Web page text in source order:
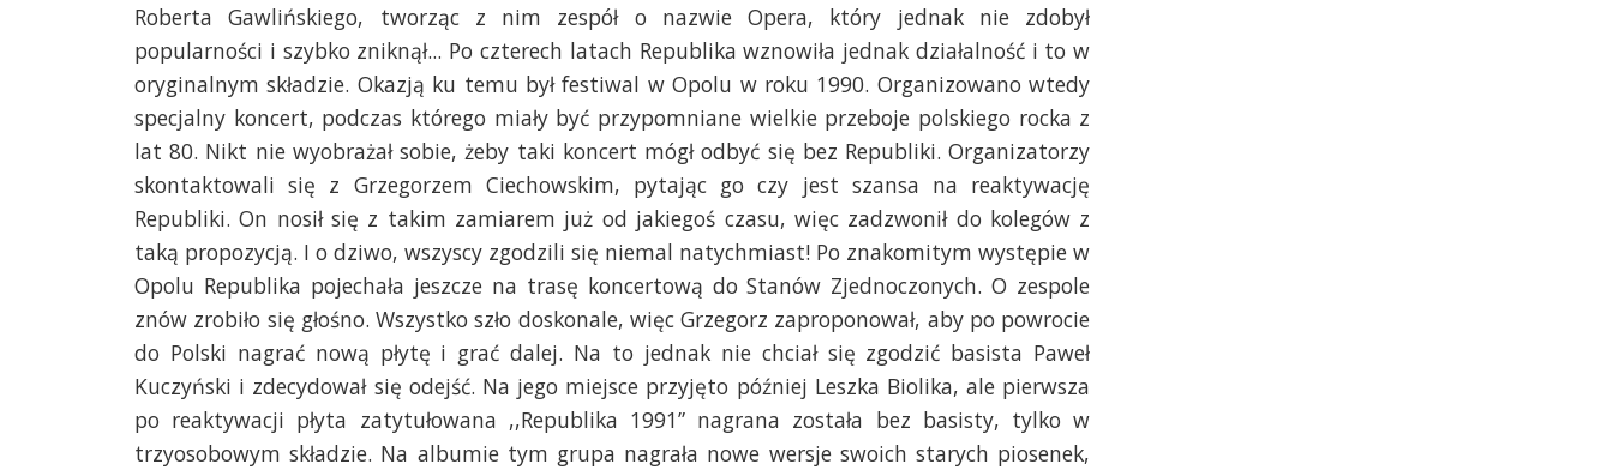
Roberta Gawlińskiego, tworząc z nim zespół o nazwie Opera, który jednak nie zdobył
popularności i szybko zniknął... Po czterech latach Republika wznowiła jednak działalność i to w
oryginalnym składzie. Okazją ku temu był festiwal w Opolu w roku 1990. Organizowano wtedy
specjalny koncert, podczas którego miały być przypomniane wielkie przeboje polskiego rocka z
lat 80. Nikt nie wyobrażał sobie, żeby taki koncert mógł odbyć się bez Republiki. Organizatorzy
skontaktowali się z Grzegorzem Ciechowskim, pytając go czy jest szansa na reaktywację
Republiki. On nosił się z takim zamiarem już od jakiegoś czasu, więc zadzwonił do kolegów z
taką propozycją. I o dziwo, wszyscy zgodzili się niemal natychmiast! Po znakomitym występie w
Opolu Republika pojechała jeszcze na trasę koncertową do Stanów Zjednoczonych. O zespole
znów zrobiło się głośno. Wszystko szło doskonale, więc Grzegorz zaproponował, aby po powrocie
do Polski nagrać nową płytę i grać dalej. Na to jednak nie chciał się zgodzić basista Paweł
Kuczyński i zdecydował się odejść. Na jego miejsce przyjęto później Leszka Biolika, ale pierwsza
po reaktywacji płyta zatytułowana ,,Republika 1991” nagrana została bez basisty, tylko w
trzyosobowym składzie. Na albumie tym grupa nagrała nowe wersje swoich starych piosenek,